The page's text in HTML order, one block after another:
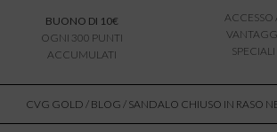
BUONO DI 10€
OGNI 300 PUNTI
ACCUMULATI
ACCESSO
SPECIALI
CVG GOLD / BLOG / SANDALO CHIUSO IN RASO